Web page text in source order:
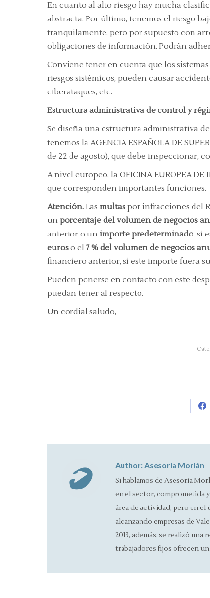
En cuanto al alto riesgo hay mucha
abstracta. Por último, tenemos el riesgo
tranquilamente, pero por supuesto con
obligaciones de información. Podrán
Conviene tener en cuenta que los
riesgos sistémicos, pueden causar
ciberataques, etc.
Estructura administrativa de control y
Se diseña una estructura administrativa
tenemos la AGENCIA ESPAÑOLA DE
de 22 de agosto), que debe inspeccionar,
A nivel europeo, la OFICINA EUROPEA
que corresponden importantes funciones.
Atención. Las multas por infracciones del
un porcentaje del volumen de negocios
anterior o un importe predeterminado, si
euros o el 7 % del volumen de negocios
financiero anterior, si este importe fuera
Pueden ponerse en contacto con este
puedan tener al respecto.
Un cordial saludo,
Author:Asesoría Morlán
Si hablamos de Asesoría
en el sector, comprometida
área de actividad, pero en el
alcanzando empresas de
2013, además, se realizó
trabajadores fijos ofrecen